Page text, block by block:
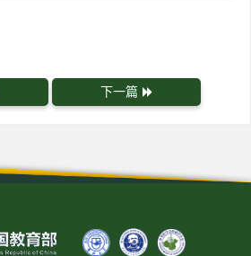
下一篇